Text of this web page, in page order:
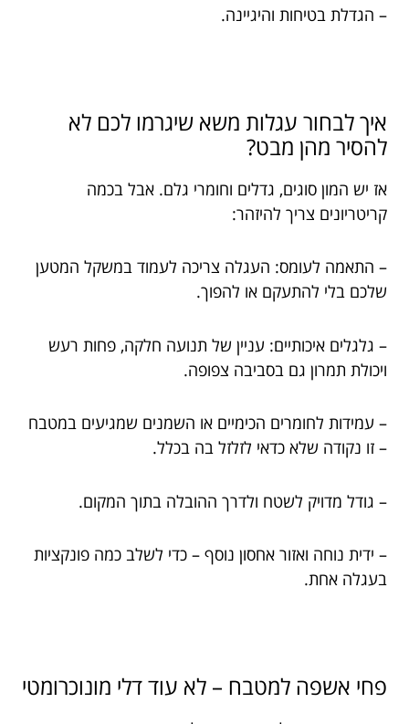
– הגדלת בטיחות והיגיינה.
איך לבחור עגלות משא שיגרמו לכם לא
להסיר מהן מבט?
אז יש המון סוגים, גדלים וחומרי גלם. אבל בכמה
קריטריונים צריך להיזהר:
– התאמה לעומס: העגלה צריכה לעמוד במשקל המטען
שלכם בלי להתעקם או להפוך.
– גלגלים איכותיים: עניין של תנועה חלקה, פחות רעש
ויכולת תמרון גם בסביבה צפופה.
– עמידות לחומרים הכימיים או השמנים שמגיעים במטבח
– זו נקודה שלא כדאי לזלזל בה בכלל.
– גודל מדויק לשטח ולדרך ההובלה בתוך המקום.
– ידית נוחה ואזור אחסון נוסף – כדי לשלב כמה פונקציות
בעגלה אחת.
פחי אשפה למטבח – לא עוד דלי מונוכרומטי